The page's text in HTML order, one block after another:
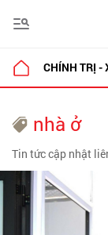
CHÍNH TRỊ -
nhà ở
Tin tức cập nhật